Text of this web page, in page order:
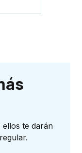
ellos te darán